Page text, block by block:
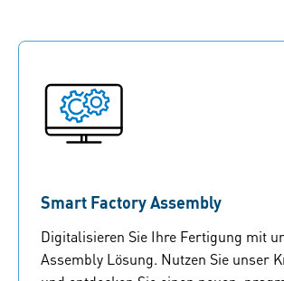
Smart Factory Assembly
Digitalisieren Sie Ihre Fertigung mit
Assembly Lösung. Nutzen Sie unser